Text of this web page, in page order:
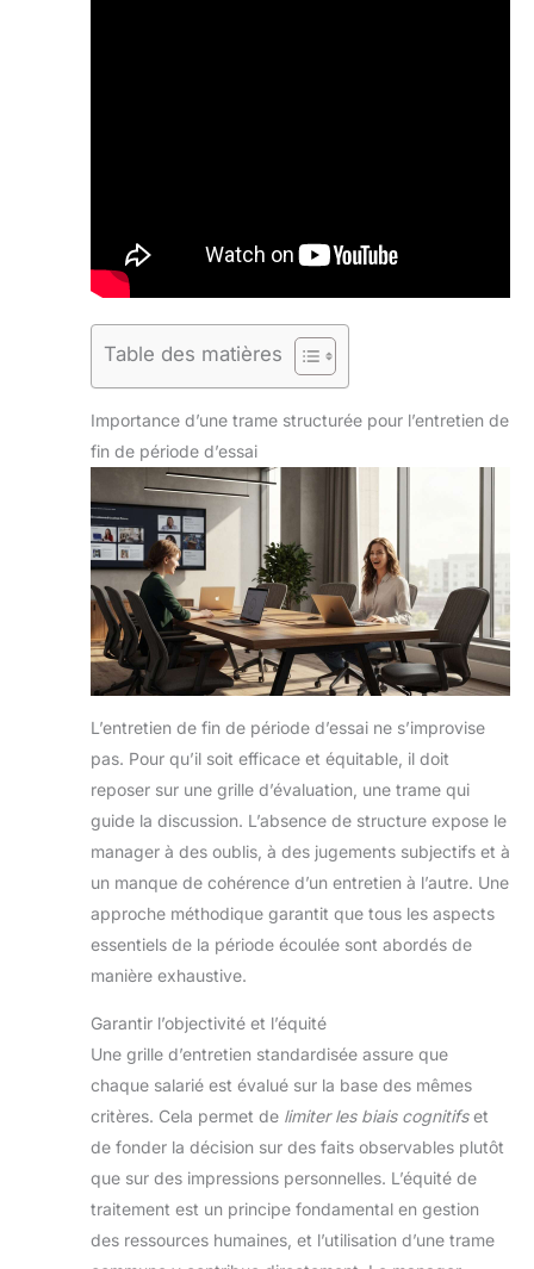
Table des matières
Importance d’une trame structurée pour l’entretien de
fin de période d’essai
L’entretien de fin de période d’essai ne s’improvise
pas. Pour qu’il soit efficace et équitable, il doit
reposer sur une grille d’évaluation, une trame qui
guide la discussion. L’absence de structure expose le
manager à des oublis, à des jugements subjectifs et à
un manque de cohérence d’un entretien à l’autre. Une
approche méthodique garantit que tous les aspects
essentiels de la période écoulée sont abordés de
manière exhaustive.
Garantir l’objectivité et l’équité
Une grille d’entretien standardisée assure que
chaque salarié est évalué sur la base des mêmes
critères. Cela permet de limiter les biais cognitifset
de fonder la décision sur des faits observables plutôt
que sur des impressions personnelles. L’équité de
traitement est un principe fondamental en gestion
des ressources humaines, et l’utilisation d’une trame